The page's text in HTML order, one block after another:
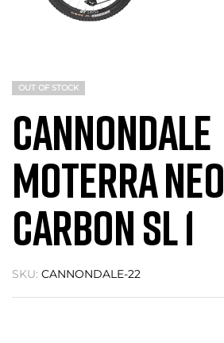
OUT OF STOCK
CANNONDALE
MOTERRA NEO
CARBON SL 1
SKU: CANNONDALE-22